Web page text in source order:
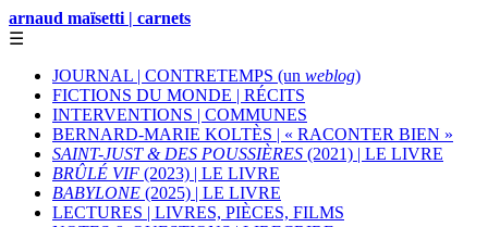
arnaud maïsetti | carnets
☰
JOURNAL | CONTRETEMPS (un weblog)
FICTIONS DU MONDE | RÉCITS
INTERVENTIONS | COMMUNES
BERNARD-MARIE KOLTÈS | « RACONTER BIEN »
SAINT-JUST & DES POUSSIÈRES (2021) | LE LIVRE
BRÛLÉ VIF (2023) | LE LIVRE
BABYLONE (2025) | LE LIVRE
LECTURES | LIVRES, PIÈCES, FILMS